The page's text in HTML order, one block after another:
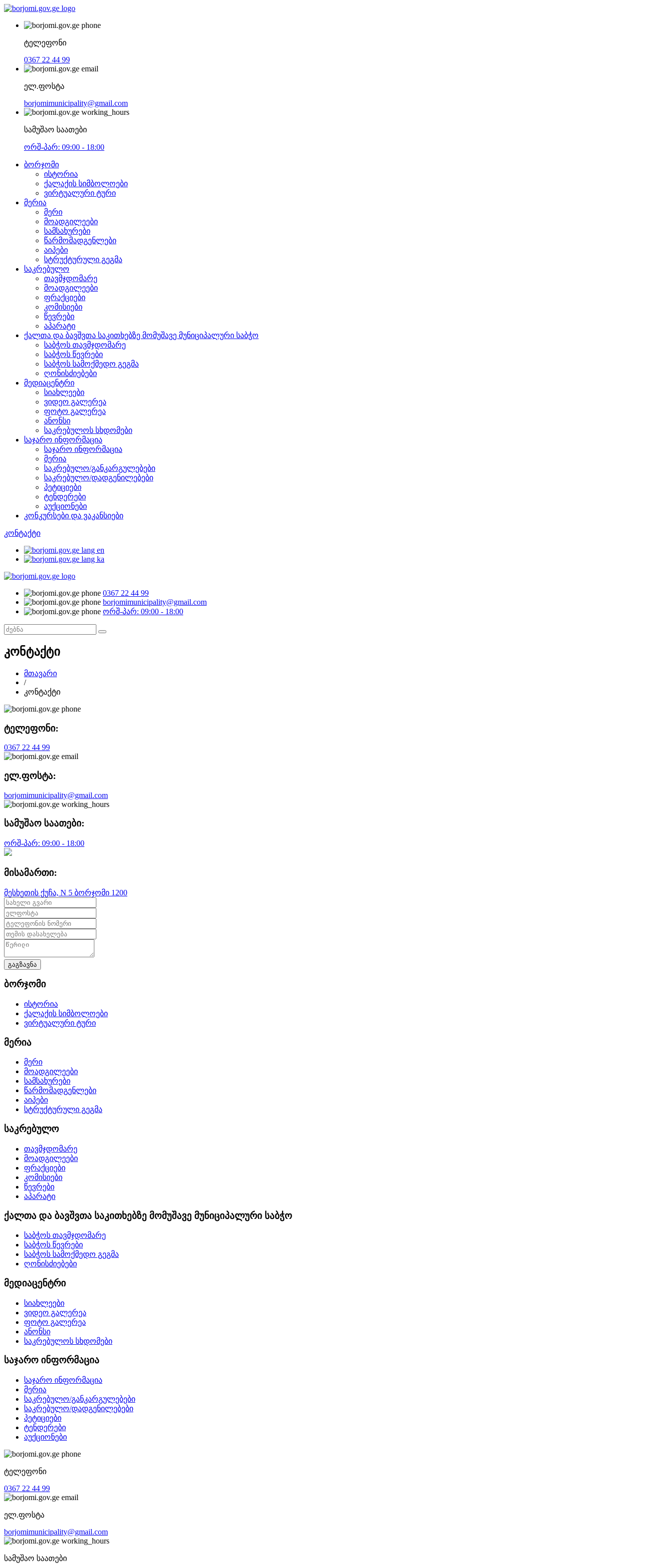
ტელეფონი
0367 22 44 99
ელ.ფოსტა
borjomimunicipality@gmail.com
სამუშაო საათები
ორშ-პარ: 09:00 - 18:00
ბორჯომი
ისტორია
ქალაქის სიმბოლოები
ვირტუალური ტური
მერია
მერი
მოადგილეები
სამსახურები
წარმომადგენლები
აიპები
სტრუქტურული გეგმა
საკრებულო
თავმჯდომარე
მოადგილეები
ფრაქციები
კომისიები
წევრები
აპარატი
ქალთა და ბავშვთა საკითხებზე მომუშავე მუნიციპალური საბჭო
საბჭოს თავმჯდომარე
საბჭოს წევრები
საბჭოს სამოქმედო გეგმა
ღონისძიებები
მედიაცენტრი
სიახლეები
ვიდეო გალერეა
ფოტო გალერეა
ანონსი
საკრებულოს სხდომები
საჯარო ინფორმაცია
საჯარო ინფორმაცია
მერია
საკრებულო/განკარგულებები
საკრებულო/დადგენილებები
პეტიციები
ტენდერები
აუქციონები
კონკურსები და ვაკანსიები
კონტაქტი
0367 22 44 99
borjomimunicipality@gmail.com
ორშ-პარ: 09:00 - 18:00
კონტაქტი
მთავარი
/
კონტაქტი
ტელეფონი:
0367 22 44 99
ელ.ფოსტა:
borjomimunicipality@gmail.com
სამუშაო საათები:
ორშ-პარ: 09:00 - 18:00
მისამართი:
მესხეთის ქუჩა, N 5 ბორჯომი 1200
გაგზავნა
ბორჯომი
ისტორია
ქალაქის სიმბოლოები
ვირტუალური ტური
მერია
მერი
მოადგილეები
სამსახურები
წარმომადგენლები
აიპები
სტრუქტურული გეგმა
საკრებულო
თავმჯდომარე
მოადგილეები
ფრაქციები
კომისიები
წევრები
აპარატი
ქალთა და ბავშვთა საკითხებზე მომუშავე მუნიციპალური საბჭო
საბჭოს თავმჯდომარე
საბჭოს წევრები
საბჭოს სამოქმედო გეგმა
ღონისძიებები
მედიაცენტრი
სიახლეები
ვიდეო გალერეა
ფოტო გალერეა
ანონსი
საკრებულოს სხდომები
საჯარო ინფორმაცია
საჯარო ინფორმაცია
მერია
საკრებულო/განკარგულებები
საკრებულო/დადგენილებები
პეტიციები
ტენდერები
აუქციონები
ტელეფონი
0367 22 44 99
ელ.ფოსტა
borjomimunicipality@gmail.com
სამუშაო საათები